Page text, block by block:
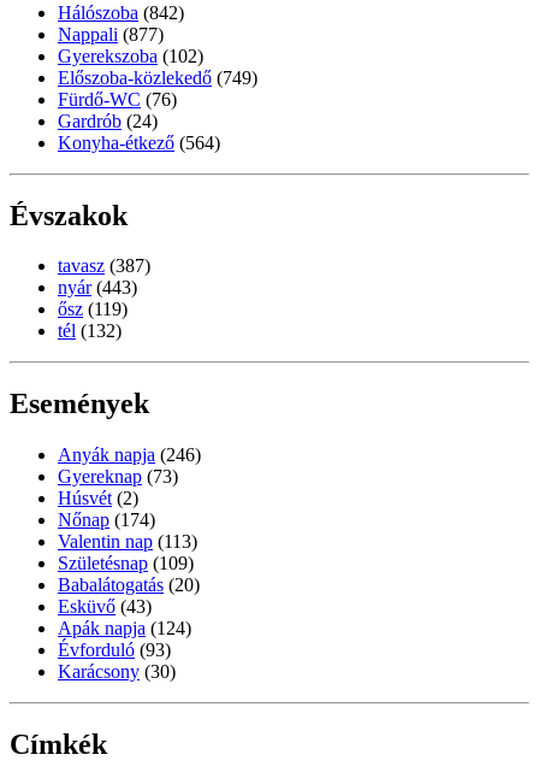
Hálószoba (842)
Nappali (877)
Gyerekszoba (102)
Előszoba-közlekedő (749)
Fürdő-WC (76)
Gardrób (24)
Konyha-étkező (564)
Évszakok
tavasz (387)
nyár (443)
ősz (119)
tél (132)
Események
Anyák napja (246)
Gyereknap (73)
Húsvét (2)
Nőnap (174)
Valentin nap (113)
Születésnap (109)
Babalátogatás (20)
Esküvő (43)
Apák napja (124)
Évforduló (93)
Karácsony (30)
Címkék